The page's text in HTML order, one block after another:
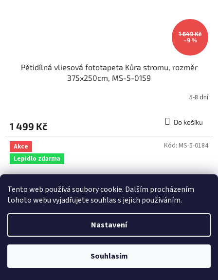
Tento web používá soubory cookie. Dalším procházením
tohoto webu vyjadřujete souhlas s jejich používáním.
Nastavení
Souhlasím
1 649 Kč
–9 %
Pětidílná vliesová fototapeta Kůra stromu, rozměr
375x250cm, MS-5-0159
5-8 dní
1 499 Kč Do košíku
Akce
Lepidlo zdarma
1 649 Kč
Kód: MS-5-0184